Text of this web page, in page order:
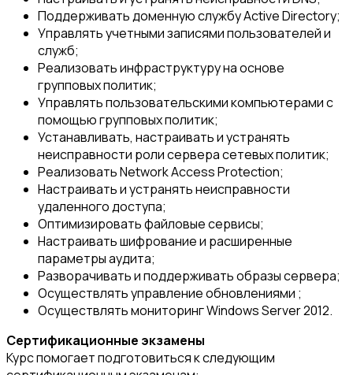
Поддерживать доменную службу Active Directory;
Управлять учетными записями пользователей и
служб;
Реализовать инфраструктуру на основе
групповых политик;
Управлять пользовательскими компьютерами с
помощью групповых политик;
Устанавливать, настраивать и устранять
неисправности роли сервера сетевых политик;
Реализовать Network Access Protection;
Настраивать и устранять неисправности
удаленного доступа;
Оптимизировать файловые сервисы;
Настраивать шифрование и расширенные
параметры аудита;
Разворачивать и поддерживать образы сервера;
Осуществлять управление обновлениями ;
Осуществлять мониторинг Windows Server 2012.
Сертификационные экзамены
Курс помогает подготовиться к следующим